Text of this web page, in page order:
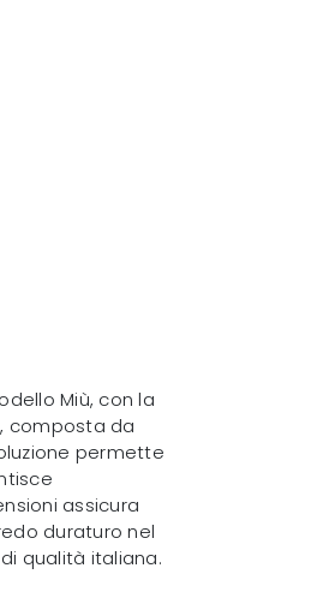
Miù, con la
composta da
permette
assicura
duraturo nel
qualità italiana.